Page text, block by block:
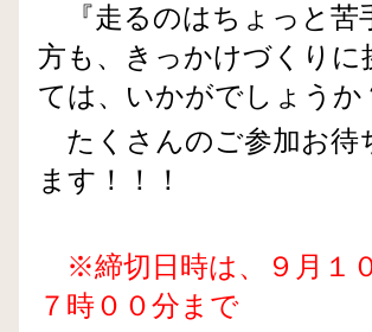
『走るのはちょっと苦
方も、きっかけづくりに
ては、いかがでしょうか
たくさんのご参加お待
ます！！！
※締切日時は、９月１
７時００分まで